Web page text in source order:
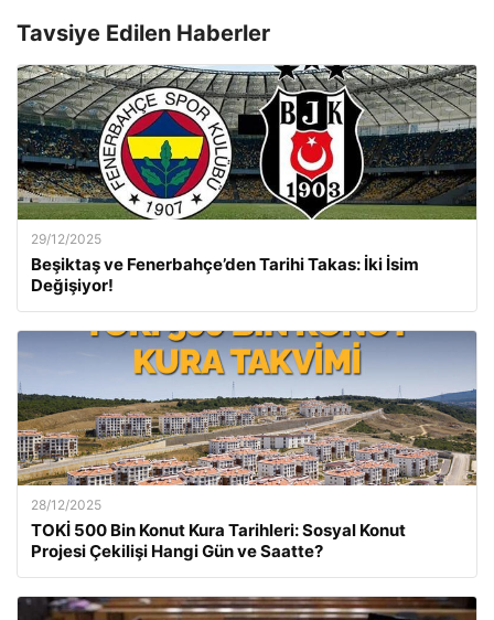
Tavsiye Edilen Haberler
29/12/2025
Beşiktaş ve Fenerbahçe’den Tarihi Takas: İki İsim
Değişiyor!
28/12/2025
TOKİ 500 Bin Konut Kura Tarihleri: Sosyal Konut
Projesi Çekilişi Hangi Gün ve Saatte?